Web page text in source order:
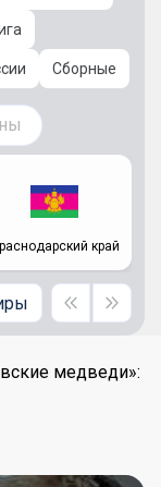
Сборные
край
медведи»: